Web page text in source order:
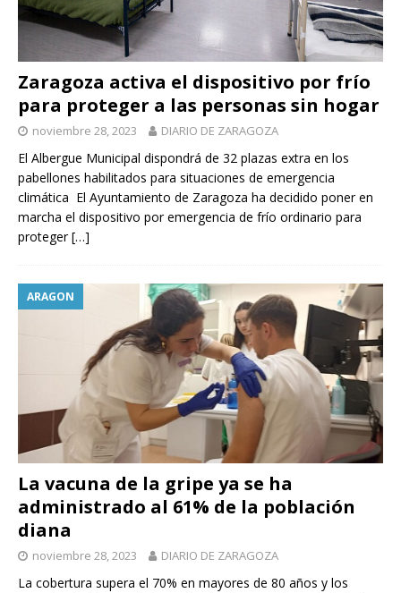
Zaragoza activa el dispositivo por frío
para proteger a las personas sin hogar
noviembre 28, 2023 DIARIO DE ZARAGOZA
El Albergue Municipal dispondrá de 32 plazas extra en los
pabellones habilitados para situaciones de emergencia
climática El Ayuntamiento de Zaragoza ha decidido poner en
marcha el dispositivo por emergencia de frío ordinario para
proteger[…]
ARAGON
La vacuna de la gripe ya se ha
administrado al 61% de la población
diana
noviembre 28, 2023 DIARIO DE ZARAGOZA
La cobertura supera el 70% en mayores de 80 años y los